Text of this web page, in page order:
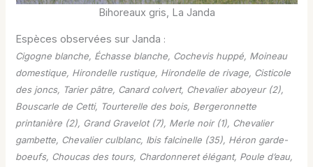
Bihoreaux gris, La Janda
Espèces observées sur Janda :
Cigogne blanche, Échasse blanche, Cochevis huppé, Moineau
domestique, Hirondelle rustique, Hirondelle de rivage, Cisticole
des joncs, Tarier pâtre, Canard colvert, Chevalier aboyeur (2),
Bouscarle de Cetti, Tourterelle des bois, Bergeronnette
printanière (2), Grand Gravelot (7), Merle noir (1), Chevalier
gambette, Chevalier culblanc, Ibis falcinelle (35), Héron garde-
boeufs, Choucas des tours, Chardonneret élégant, Poule d’eau,